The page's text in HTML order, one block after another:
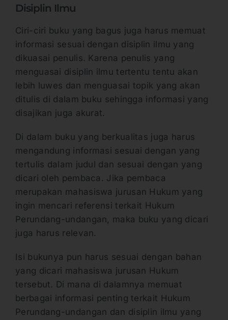
Disiplin Ilmu
Ciri-ciri buku yang bagus juga harus memuat
informasi sesuai dengan disiplin ilmu yang
dikuasai penulis. Karena penulis yang
menguasai disiplin ilmu tertentu tentu akan
lebih luwes dan menguasai topik yang akan
ditulis di dalam buku sehingga informasi yang
disajikan juga akurat.
Di dalam buku yang berkualitas juga harus
mengandung informasi sesuai dengan yang
tertulis dalam judul dan sesuai dengan yang
dicari oleh pembaca. Jika pembaca
merupakan mahasiswa jurusan Hukum yang
ingin mencari referensi terkait Hukum
Perundang-undangan, maka buku yang dicari
juga harus relevan.
Isi bukunya pun harus sesuai dengan bahan
yang dicari mahasiswa jurusan Hukum
tersebut. Di mana di dalamnya memuat
berbagai informasi penting terkait Hukum
Perundang-undangan dan disiplin ilmu yang